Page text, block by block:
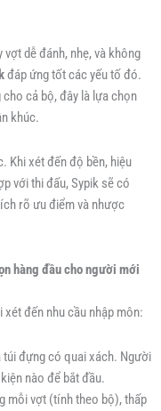
dễ đánh, nhẹ, và không
đáp ứng tốt các yếu tố đó.
cả bộ, đây là lựa chọn
khúc.
Khi xét đến độ bền, hiệu
với thi đấu, Sypik sẽ có
rõ ưu điểm và nhược
hàng đầu cho người mới
đến nhu cầu nhập môn:
đựng có quai xách. Người
nào để bắt đầu.
mỗi vợt (tính theo bộ), thấp